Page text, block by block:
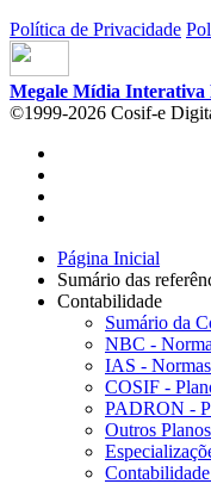
Política de Privacidade
Megale Mídia Interativa
©1999-2026 Cosif-e
Página Inicial
Sumário das
Contabilidade
Sumário da
NBC -
IAS -
COSIF -
PADRON -
Outros